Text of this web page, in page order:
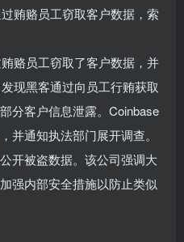
贿赂员工窃取客户数据，索
赂员工窃取了客户数据，并
现黑客通过向员工行贿获取
分客户信息泄露。Coinbase
并通知执法部门展开调查。
开被盗数据。该公司强调大
强内部安全措施以防止类似